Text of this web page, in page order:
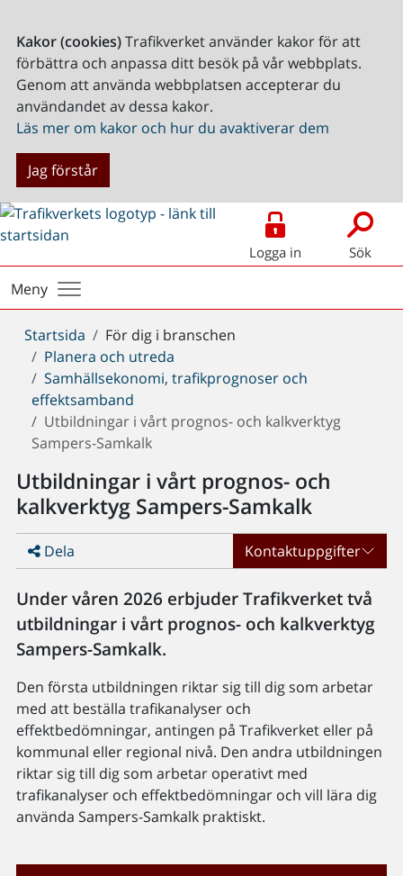
Kakor (cookies)Trafikverket använder kakor för att
förbättra och anpassa ditt besök på vår webbplats.
Genom att använda webbplatsen accepterar du
användandet av dessa kakor.
Läs mer om kakor och hur du avaktiverar dem
Jag förstår
Logga in Sök
Meny
Du
är
här:
Startsida
För dig i branschen
Planera och utreda
Samhällsekonomi, trafikprognoser och
effektsamband
Utbildningar i vårt prognos- och kalkverktyg
Sampers-Samkalk
Utbildningar i vårt prognos- och
kalkverktyg Sampers-Samkalk
Dela Kontaktuppgifter
Under våren 2026 erbjuder Trafikverket två
utbildningar i vårt prognos- och kalkverktyg
Sampers-Samkalk.
Den första utbildningen riktar sig till dig som arbetar
med att beställa trafikanalyser och
effektbedömningar, antingen på Trafikverket eller på
kommunal eller regional nivå. Den andra utbildningen
riktar sig till dig som arbetar operativt med
trafikanalyser och effektbedömningar och vill lära dig
använda Sampers-Samkalk praktiskt.